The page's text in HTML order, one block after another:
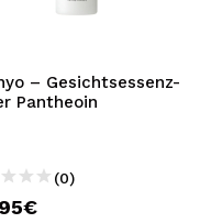
– Gesichtsessenz-
Pantheoin
(0)